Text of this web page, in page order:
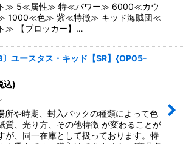
≫ 5≪属性≫ 特≪パワー≫ 6000≪カウ
1000≪色≫ 紫≪特徴≫ キッド海賊団≪
≫ 【ブロッカー】…
〕ユースタス・キッド【SR】{OP05-
込)
所や時期、封入パックの種類によって色
質、光り方、その他特徴 が変わることが
が、同一在庫として扱っております。特